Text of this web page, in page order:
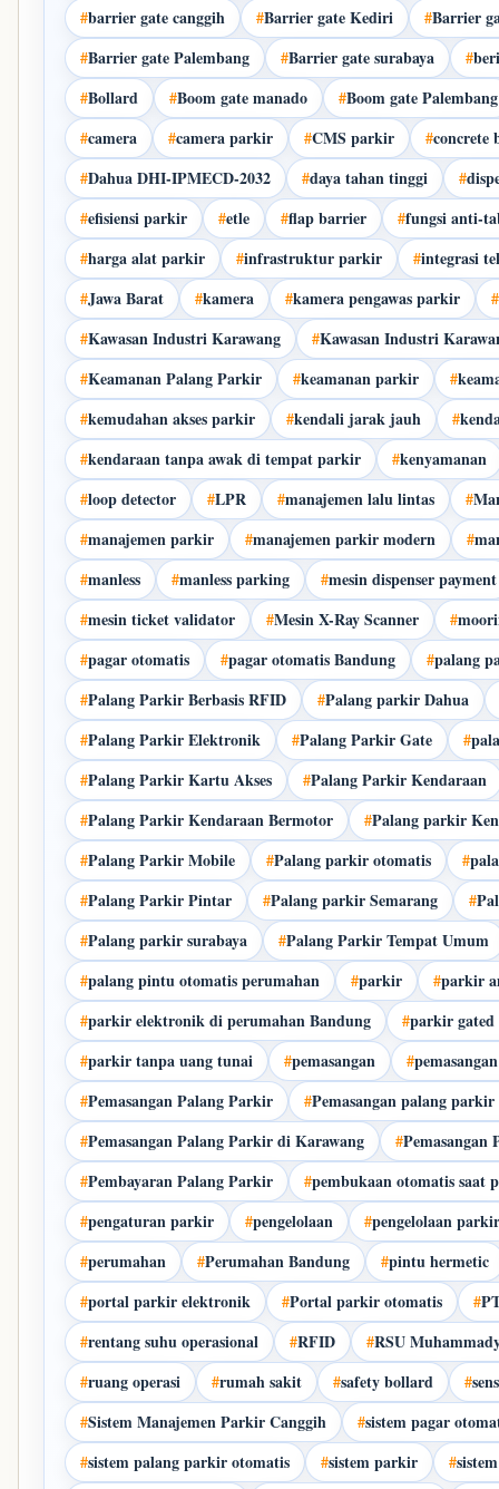
#barrier gate canggih #Barrier gate Kediri #Barrier
#Barrier gate Palembang #Barrier gate surabaya #
#Bollard #Boom gate manado #Boom gate Palembang
#camera #camera parkir #CMS parkir #concrete
#Dahua DHI-IPMECD-2032 #daya tahan tinggi #
#efisiensi parkir #etle #flap barrier #fungsi anti-
#harga alat parkir #infrastruktur parkir #integrasi
#Jawa Barat #kamera #kamera pengawas parkir #
#Kawasan Industri Karawang #Kawasan Industri
#Keamanan Palang Parkir #keamanan parkir #
#kemudahan akses parkir #kendali jarak jauh #
#kendaraan tanpa awak di tempat parkir #kenyamanan
#loop detector #LPR #manajemen lalu lintas #
#manajemen parkir #manajemen parkir modern #
#manless #manless parking #mesin dispenser payment
#mesin ticket validator #Mesin X-Ray Scanner #
#pagar otomatis #pagar otomatis Bandung #palang
#Palang Parkir Berbasis RFID #Palang parkir Dahua
#Palang Parkir Elektronik #Palang Parkir Gate #
#Palang Parkir Kartu Akses #Palang Parkir Kendaraan
#Palang Parkir Kendaraan Bermotor #Palang parkir
#Palang Parkir Mobile #Palang parkir otomatis #
#Palang Parkir Pintar #Palang parkir Semarang #
#Palang parkir surabaya #Palang Parkir Tempat Umum
#palang pintu otomatis perumahan #parkir #parkir
#parkir elektronik di perumahan Bandung #parkir gated
#parkir tanpa uang tunai #pemasangan #
#Pemasangan Palang Parkir #Pemasangan palang
#Pemasangan Palang Parkir di Karawang #Pemasangan
#Pembayaran Palang Parkir #pembukaan otomatis saat
#pengaturan parkir #pengelolaan #pengelolaan parkir
#perumahan #Perumahan Bandung #pintu hermetic
#portal parkir elektronik #Portal parkir otomatis #
#rentang suhu operasional #RFID #RSU
#ruang operasi #rumah sakit #safety bollard #
#Sistem Manajemen Parkir Canggih #sistem pagar
#sistem palang parkir otomatis #sistem parkir #